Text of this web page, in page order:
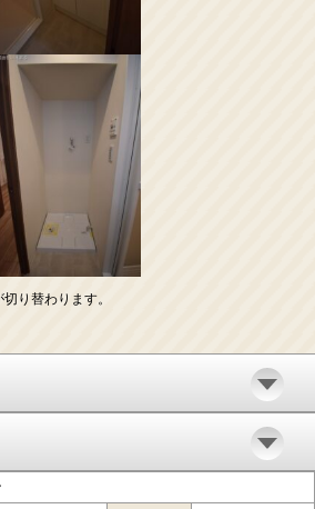
り替わります。